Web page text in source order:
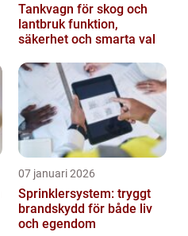
Tankvagn för skog och
lantbruk funktion,
säkerhet och smarta val
07 januari 2026
Sprinklersystem: tryggt
brandskydd för både liv
och egendom